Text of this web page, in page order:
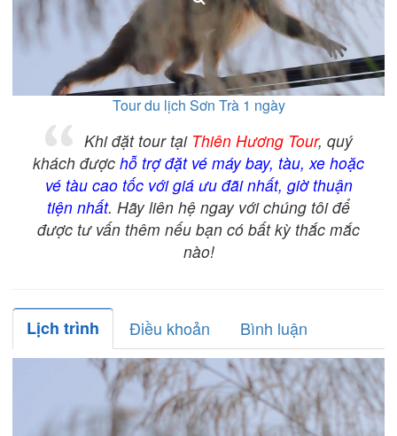
Tour du lịch Sơn Trà 1 ngày
Khi đặt tour tại Thiên Hương Tour, quý
khách được hỗ trợ đặt vé máy bay, tàu, xe hoặc
vé tàu cao tốc với giá ưu đãi nhất, giờ thuận
tiện nhất. Hãy liên hệ ngay với chúng tôi để
được tư vấn thêm nếu bạn có bất kỳ thắc mắc
nào!
Lịch trình Điều khoản Bình luận